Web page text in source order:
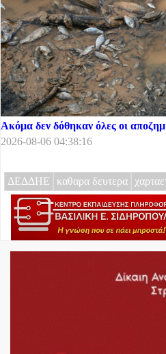
Ακόμα δεν δόθηκαν όλες οι
2026-08-06 04:38:16
ΔΕΔΔΗΕ καθαρα δευτερα